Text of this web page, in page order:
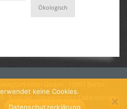
Ökologisch
Impressum | Datenschutz
keine Cookies.
Datenschutzerklärung